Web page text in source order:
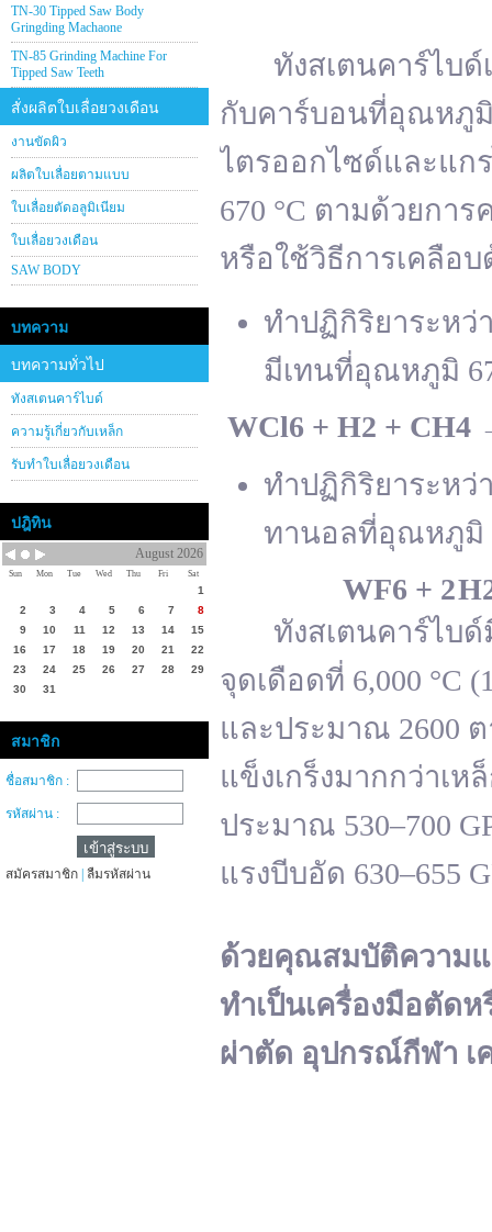
TN-30 Tipped Saw Body
Gringding Machaone
TN-85 Grinding Machine For
Tipped Saw Teeth
สั่งผลิตใบเลื่อยวงเดือน
งานขัดผิว
ผลิตใบเลื่อยตามแบบ
ใบเลื่อยตัดอลูมิเนียม
ใบเลื่อยวงเดือน
SAW BODY
บทความ
บทความทั่วไป
ทังสเตนคาร์ไบด์
ความรู้เกี่ยวกับเหล็ก
รับทำใบเลื่อยวงเดือน
ปฎิทิน
August 2026
Sun Mon Tue Wed Thu Fri Sat
1
2
3 4 5 6 7
8
9
10 11 12 13 14
15
16
17 18 19 20 21
22
23
24 25 26 27 28
29
30
31
สมาชิก
ชื่อสมาชิก :
รหัสผ่าน :
สมัครสมาชิก ลืมรหัสผ่าน
ทังสเตนคาร์ไบด์เ
กับคาร์บอนที่อุณหภูมิ
ไตรออกไซด์และแก
670 °C ตามด้วยกา
หรือใช้วิธีการเคลือบ
ทำปฏิกิริยาระหว่
มีเทนที่อุณหภูมิ
WCl6 + H2 + CH4
ทำปฏิกิริยาระหว่
ทานอลที่อุณหภูมิ
WF6 + 2 H
ทังสเตนคาร์ไบด์มี
จุดเดือดที่ 6,000 °C
และประมาณ 2600
แข็งเกร็งมากกว่าเ
ประมาณ 530–700
แรงบีบอัด 630–655
ด้วยคุณสมบัติความแ
ทำเป็นเครื่องมือตัดห
ผ่าตัด อุปกรณ์กีฬา เ